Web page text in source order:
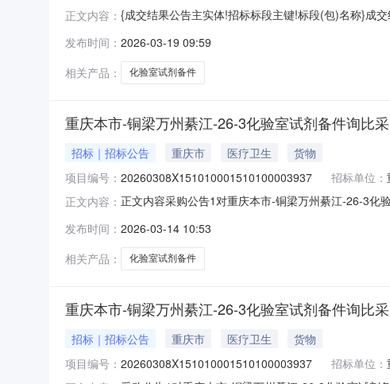
正文内容： {成交结果公告主实体!招标标段主键!标段(包)名称}成
示期：{成交结果公告主实体!公示起始时间}至{成交结
发布时间： 2026-03-19 09:59
相关产品：
化验室试剂备件
重庆本市-铜梁万州綦江-26-3化验室试剂备件询比
招标｜招标公告 重庆市 医疗卫生
货物
项目编号： 20260308X151010001510100003937 招标单位：
正文内容： 正文内容采购公告1对重庆本市-铜梁万州綦江-26-3化
格，物流需写具体线路信息。5.合同期限：6.合同签
发布时间： 2026-03-14 10:53
相关产品：
化验室试剂备件
重庆本市-铜梁万州綦江-26-3化验室试剂备件询比
招标｜招标公告 重庆市 医疗卫生
货物
项目编号： 20260308X151010001510100003937 招标单位：